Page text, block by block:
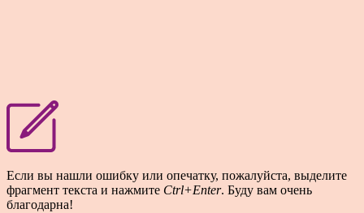
Если вы нашли ошибку или опечатку, пожалуйста, выделите
фрагмент текста и нажмите Ctrl+Enter. Буду вам очень
благодарна!